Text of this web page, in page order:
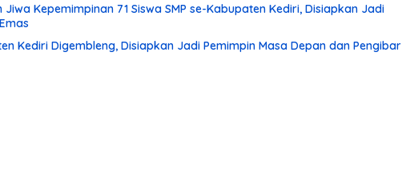
Kepemimpinan 71 Siswa SMP se-Kabupaten Kediri, Disiapkan Jadi
Kediri Digembleng, Disiapkan Jadi Pemimpin Masa Depan dan Pengibar